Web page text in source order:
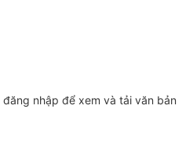
đăng nhập để xem và tải văn bản